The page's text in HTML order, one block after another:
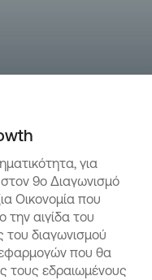
για
9ο Διαγωνισμό
Οικονομία που
την αιγίδα του
του διαγωνισμού
εφαρμογών που θα
τους εδραιωμένους